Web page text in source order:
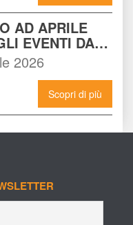
AD APRILE
EVENTI DA
E
AL
2026
Scopri di più